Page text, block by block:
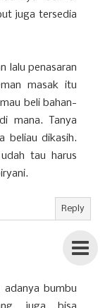
juga tersedia
lalu penasaran
masak itu
beli bahan-
mana. Tanya
beliau dikasih.
tau harus
Reply
bumbu